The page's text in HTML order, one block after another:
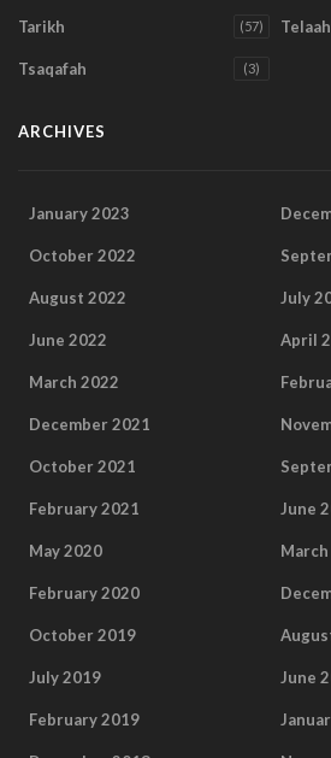
Tarikh (57)
Tsaqafah (3)
ARCHIVES
January 2023
October 2022
August 2022 July
June 2022 April
March 2022
December 2021
October 2021
February 2021 June
May 2020
February 2020
October 2019
July 2019 June
February 2019